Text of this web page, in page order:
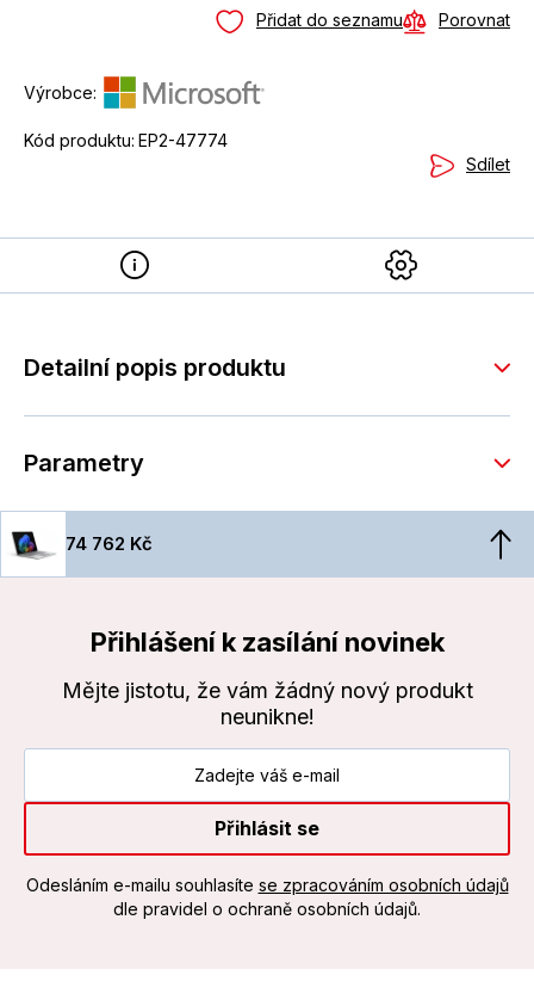
Přidat do seznamu Porovnat
Výrobce:
Kód produktu: EP2-47774
Sdílet
Detailní popis produktu
Parametry
74 762 Kč
Přihlášení k zasílání novinek
Mějte jistotu, že vám žádný nový produkt
neunikne!
Přihlásit se
Odesláním e-mailu souhlasíte se zpracováním osobních údajů
dle pravidel o ochraně osobních údajů.